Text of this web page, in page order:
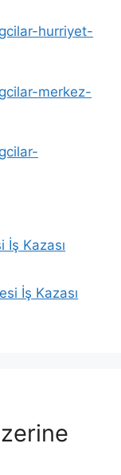
hurriyet-
merkez-
Kazası
İş Kazası